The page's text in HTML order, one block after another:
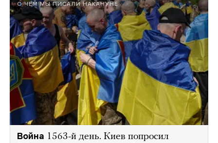
О ЧЕМ МЫ ПИСАЛИ НАКАНУНЕ
Война 1563-й день. Киев попросил